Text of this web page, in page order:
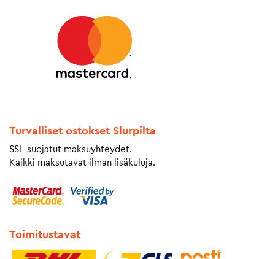
Turvalliset ostokset Slurpilta
SSL-suojatut maksuyhteydet.
Kaikki maksutavat ilman lisäkuluja.
Toimitustavat